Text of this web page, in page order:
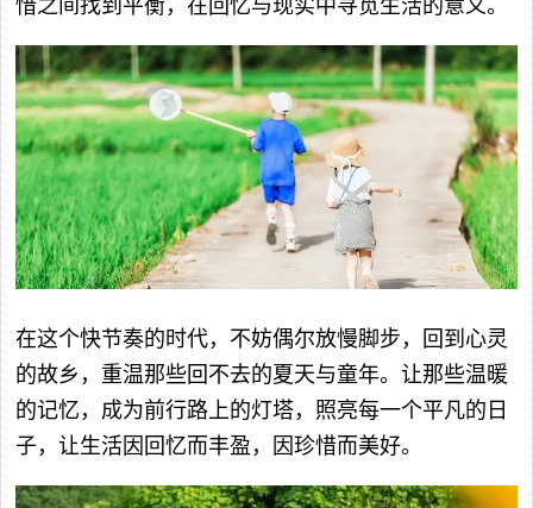
惜之间找到平衡，在回忆与现实中寻觅生活的意义。
在这个快节奏的时代，不妨偶尔放慢脚步，回到心灵
的故乡，重温那些回不去的夏天与童年。让那些温暖
的记忆，成为前行路上的灯塔，照亮每一个平凡的日
子，让生活因回忆而丰盈，因珍惜而美好。